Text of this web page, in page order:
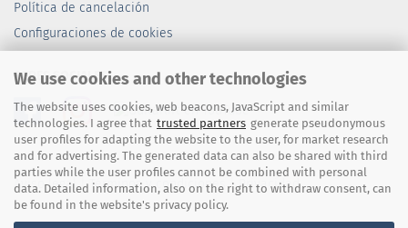
We use cookies and other technologies
The website uses cookies, web beacons, JavaScript and similar
technologies. I agree that trusted partners generate pseudonymous
user profiles for adapting the website to the user, for market research
and for advertising. The generated data can also be shared with third
parties while the user profiles cannot be combined with personal
data. Detailed information, also on the right to withdraw consent, can
be found in the website's privacy policy.
Política de cancelación
Configuraciones de cookies
REDES SOCIALES
Aviso legal| Términos y condiciones |Privacidad